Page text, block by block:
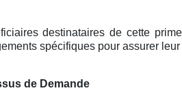
destinataires de cette
spécifiques pour assurer
de Demande